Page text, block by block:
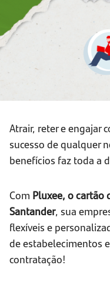
Atrair, reter e engajar
sucesso de qualquer
benefícios faz toda a
Com Pluxee, o cartão
Santander, sua
flexíveis e
de estabelecimentos
contratação!